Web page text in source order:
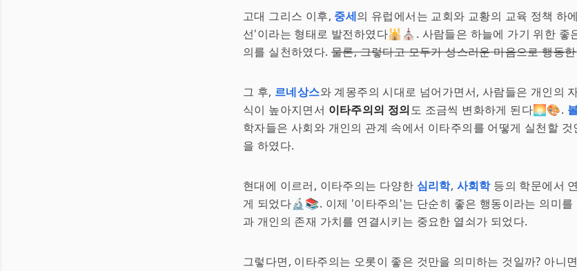
고대 그리스 이후, 중세의 유럽에서는 교회와 교황의 교육 정책 하
선'이라는 형태로 발전하였다🕌⛪. 사람들은 하늘에 가기 위한 좋
의를 실천하였다. 물론, 그렇다고 모두가 성스러운 마음으로 행동
그 후, 르네상스와 계몽주의 시대로 넘어가면서, 사람들은 개인의
식이 높아지면서 이타주의의 정의도 조금씩 변화하게 된다🌅🎨.
학자들은 사회와 개인의 관계 속에서 이타주의를 어떻게 실천할
을 하였다.
현대에 이르러, 이타주의는 다양한 심리학, 사회학등의 학문에서
게 되었다🔬📚. 이제 '이타주의'는 단순히 좋은 행동이라는 의미를
과 개인의 존재 가치를 연결시키는 중요한 열쇠가 되었다.
그렇다면, 이타주의는 오롯이 좋은 것만을 의미하는 것일까? 아니